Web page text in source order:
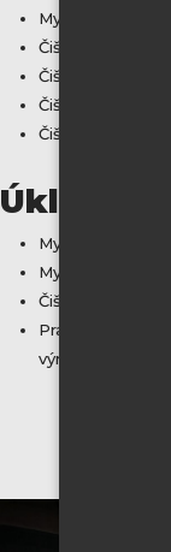
Mytí oken
Čištení tlakovou
Čištění střech a
Čištění
Čištění výrobních
Úklidové
Mytí oken
Mytí opláštění
Čištění
Pravidelné i
výrobních budov